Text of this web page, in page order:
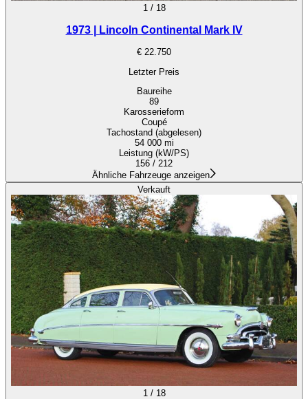
1/ 18
1973 | Lincoln Continental Mark IV
€ 22.750
Letzter Preis
Baureihe
89
Karosserieform
Coupé
Tachostand (abgelesen)
54 000 mi
Leistung (kW/PS)
156 / 212
Ähnliche Fahrzeuge anzeigen
Verkauft
1 / 18